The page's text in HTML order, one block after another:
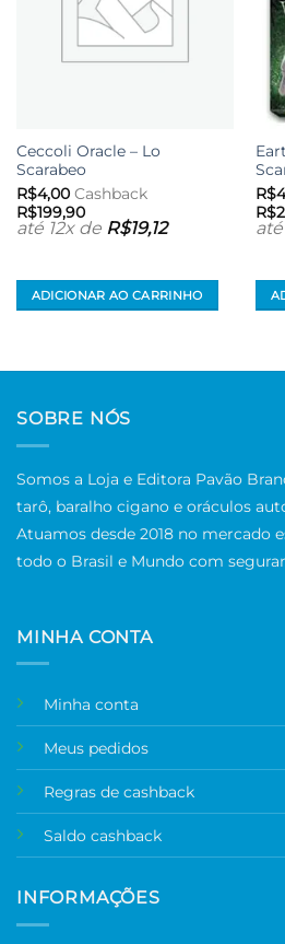
Ceccoli Oracle – Lo
Scarabeo
R$4,00Cashback
R$199,90
até 12x de R$19,12
ADICIONAR AO CARRINHO
R$
R$
SOBRE NÓS
Somos a Loja e Editora Pavão
tarô, baralho cigano e oráculos
Atuamos desde 2018 no mercado
todo o Brasil e Mundo com
MINHA CONTA
Minha conta
Meus pedidos
Regras de cashback
Saldo cashback
INFORMAÇÕES